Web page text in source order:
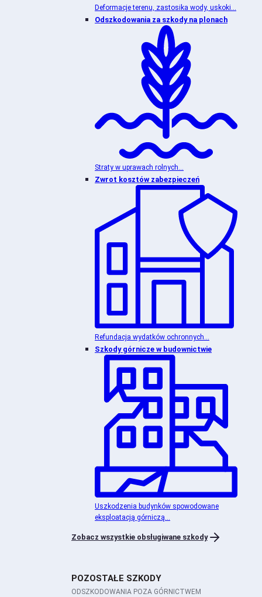
Deformacje terenu, zastosika wody, uskoki...
Odszkodowania za szkody na plonach
Straty w uprawach rolnych...
Zwrot kosztów zabezpieczeń
Refundacja wydatków ochronnych...
Szkody górnicze w budownictwie
Uszkodzenia budynków spowodowane
eksploatacją górniczą...
Zobacz wszystkie obsługiwane szkody
POZOSTAŁE SZKODY
ODSZKODOWANIA POZA GÓRNICTWEM